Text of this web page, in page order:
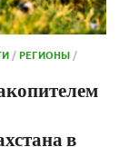
/РЕГИОНЫ /
в